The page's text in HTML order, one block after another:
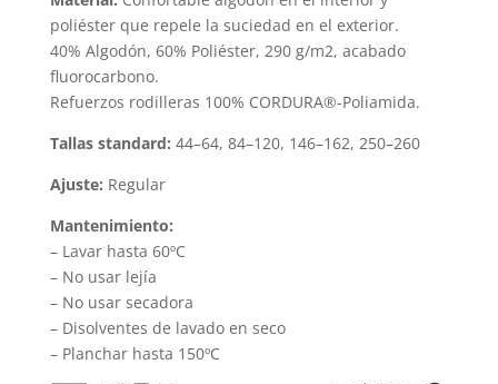
poliéster que repele la suciedad en el exterior.
40% Algodón, 60% Poliéster, 290 g/m2, acabado
fluorocarbono.
Refuerzos rodilleras 100% CORDURA®-Poliamida.
Tallas standard: 44–64, 84–120, 146–162, 250–260
Ajuste: Regular
Mantenimiento:
– Lavar hasta 60ºC
– No usar lejía
– No usar secadora
– Disolventes de lavado en seco
– Planchar hasta 150ºC